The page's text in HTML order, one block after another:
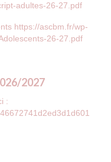
adultes-26-27.pdf
https://ascbm.fr/wp-
26-27.pdf
2027
: